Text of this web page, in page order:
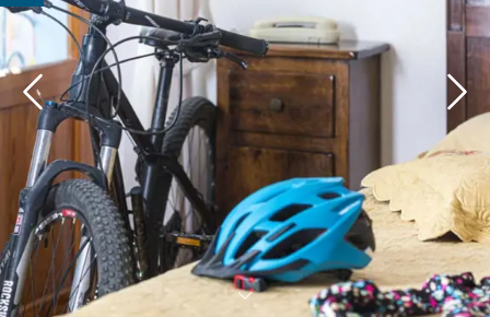
Miglior Tariffa
Garantita
Migliori condizioni di
pagamento e
cancellazione
Early Check-in e Late
Check-out previa
disponibilità
Upgrade gratuito della
camera previa
disponibilità